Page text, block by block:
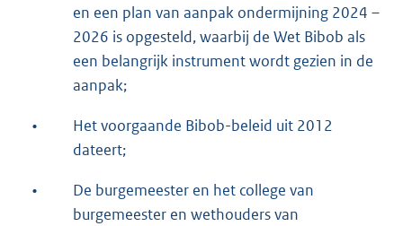
en een plan van aanpak ondermijning 2024 –
2026 is opgesteld, waarbij de Wet Bibob als
een belangrijk instrument wordt gezien in de
aanpak;
•
Het voorgaande Bibob-beleid uit 2012
dateert;
•
De burgemeester en het college van
burgemeester en wethouders van